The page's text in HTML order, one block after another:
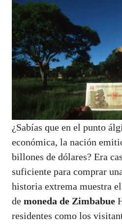
¿Sabías que en el punto
económica, la nación
billones de dólares? Era
suficiente para comprar
historia extrema muestra
de moneda de Zimbabue
residentes como los